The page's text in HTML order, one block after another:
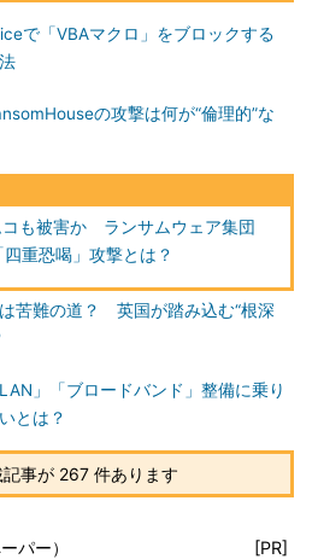
で「VBAマクロ」をブロックする
の攻撃は何が“倫理的”な
コも被害か ランサムウェア集団
重恐喝」攻撃とは？
苦難の道？ 英国が踏み込む“根深
」「ブロードバンド」整備に乗り
とは？
事が 267 件あります
パー） [PR]